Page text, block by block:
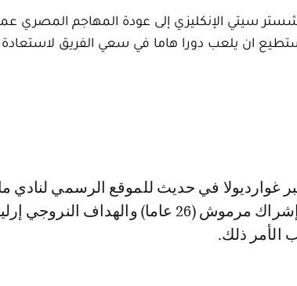
سيتي الإنكليزي إلى عودة المهاجم المصري
ان يلعب دورا هاما في سعي الفريق
في إشراك مرموش (26 عاما) والهداف
الأمر ذلك.